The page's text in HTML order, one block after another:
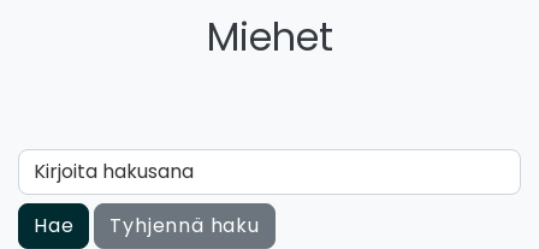
Miehet
Kirjoita hakusana
Hae Tyhjennä haku